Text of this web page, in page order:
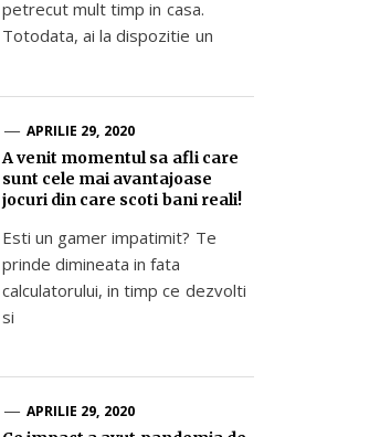
petrecut mult timp in casa.
Totodata, ai la dispozitie un
APRILIE 29, 2020
A venit momentul sa afli care
sunt cele mai avantajoase
jocuri din care scoti bani reali!
Esti un gamer impatimit? Te
prinde dimineata in fata
calculatorului, in timp ce dezvolti
si
APRILIE 29, 2020